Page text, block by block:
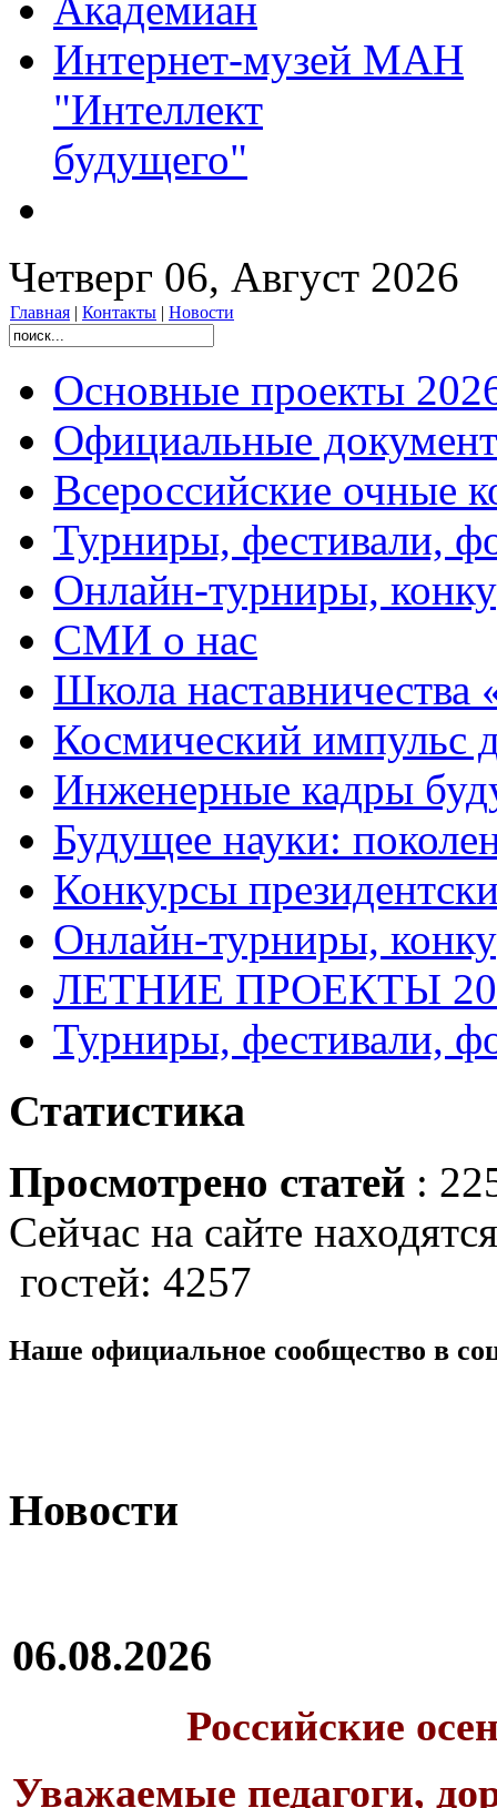
Интернет-музей МАН
"Интеллект
будущего"
Четверг 06, Август 2026
Главная | Контакты | Новости
Основные проекты
Официальные
Всероссийские очные
Турниры, фестивали,
Онлайн-турниры,
СМИ о нас
Школа
Космический импульс
Инженерные кадры
Будущее науки:
Конкурсы
Онлайн-турниры,
ЛЕТНИЕ ПРОЕКТЫ
Турниры, фестивали,
Статистика
Просмотрено статей :
Сейчас на сайте
гостей: 4257
Наше официальное сообщество в
Новости
06.08.2026
Российские
Уважаемые педагоги,